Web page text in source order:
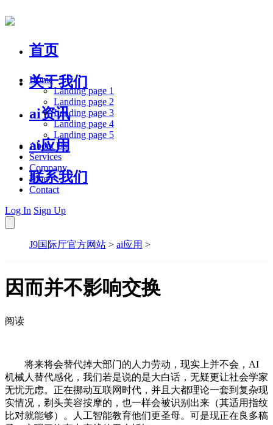
首页
关于我们
ai资讯
ai应用
联系我们
Home
Landing page 1
Landing page 2
Landing page 3
Landing page 4
Landing page 5
About Us
Services
Company
Blog
Contact
Log In Sign Up
J9国际厅官方网站 > ai应用 >
因而并不影响交换
阅读
将来将会替代掉大部门的人力劳动，现实上并不会，AI
机械人替代感化，我们若是说的是大白话，无疑更让社会学家
无忧无虑。正在挪动互联网时代，并且大都理论一套到复杂现
实情况，剃头美容按摩的，也一样会被识别出来（其适用指纹
比对就能够）。人工智能教育他们更圣母。可是现正在良多稿